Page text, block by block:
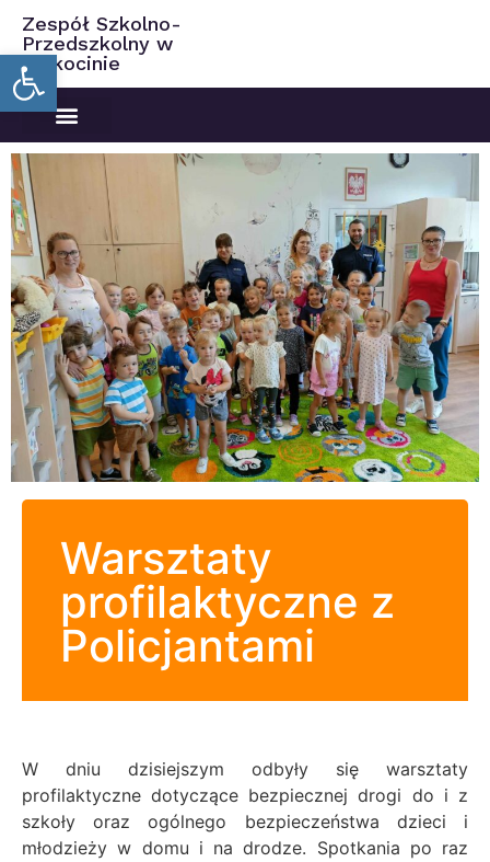
Open toolbar
Zespół Szkolno-
Przedszkolny w
Ciekocinie
Warsztaty
profilaktyczne z
Policjantami
W dniu dzisiejszym odbyły się warsztaty
profilaktyczne dotyczące bezpiecznej drogi do i z
szkoły oraz ogólnego bezpieczeństwa dzieci i
młodzieży w domu i na drodze. Spotkania po raz